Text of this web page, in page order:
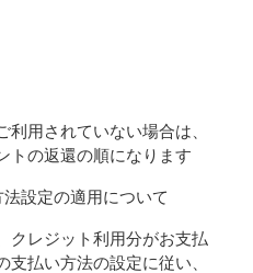
用されていない場合は、
トの返還の順になります
設定の適用について
クレジット利用分がお支払
払い方法の設定に従い、